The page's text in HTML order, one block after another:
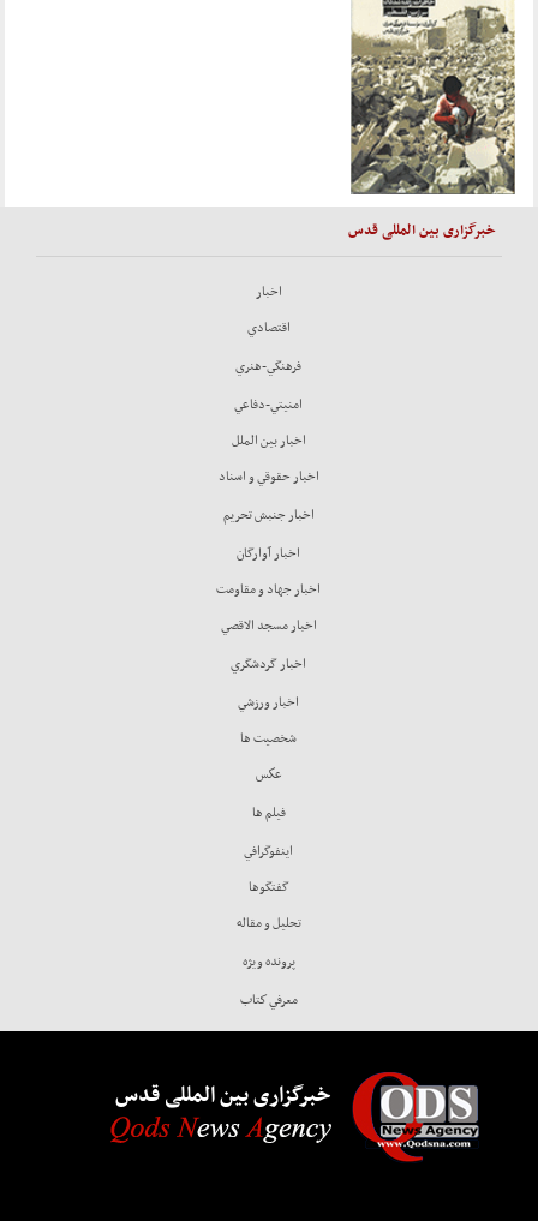
خبرگزاری بین المللی قدس
اخبار
اقتصادي
فرهنگي-هنري
امنيتي-دفاعي
اخبار بين الملل
اخبار حقوقي و اسناد
اخبار جنبش تحريم
اخبار آوارگان
اخبار جهاد و مقاومت
اخبار مسجد الاقصي
اخبار گردشگري
اخبار ورزشي
شخصيت ها
عكس
فيلم ها
اينفوگرافي
گفتگوها
تحليل و مقاله
پرونده ويژه
معرفي كتاب
خبرگزاری بین المللی قدس